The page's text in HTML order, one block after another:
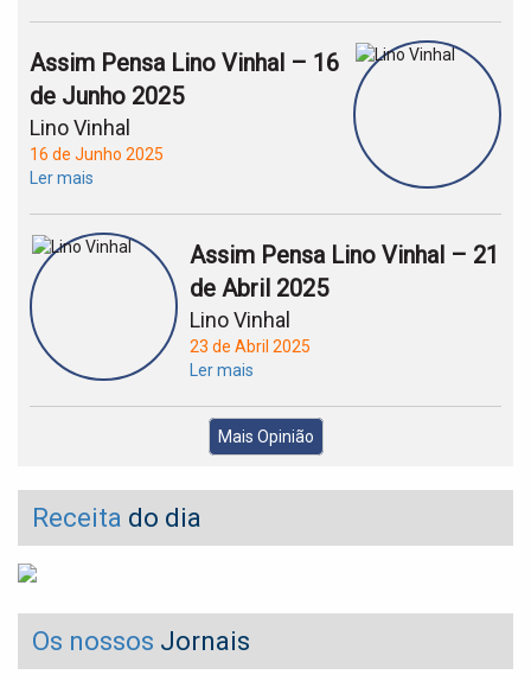
Assim Pensa Lino Vinhal – 16
de Junho 2025
Lino Vinhal
16 de Junho 2025
Ler mais
Assim Pensa Lino Vinhal – 21
de Abril 2025
Lino Vinhal
23 de Abril 2025
Ler mais
Mais Opinião
Receita do dia
Os nossos Jornais